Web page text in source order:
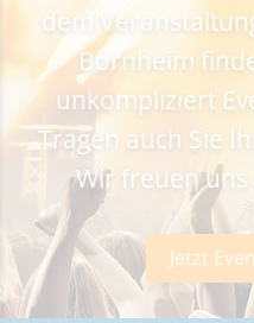
dem
Bornheim
unkompliziert
Tragen auch Sie
Wir freuen
Jetzt